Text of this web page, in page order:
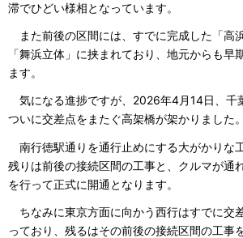
滞でひどい様相となっています。
また前後の区間には、すでに完成した「高
「舞浜立体」に挟まれており、地元からも早
ます。
気になる進捗ですが、2026年4月14日、千
ついに交差点をまたぐ高架橋が架かりました。
南行徳駅通りを通行止めにする大がかりな
残りは前後の接続区間の工事と、クルマが通
を行って正式に開通となります。
ちなみに東京方面に向かう西行はすでに交
っており、残るはその前後の接続区間の工事